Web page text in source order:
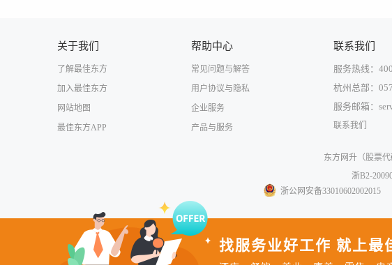
关于我们
了解最佳东方
加入最佳东方
网站地图
最佳东方APP
帮助中心
常见问题与解答
用户协议与隐私
企业服务
产品与服务
联系我们
服务热线：
杭州总部：
服务邮箱：
联系我们
东方网升（股票代
浙B2-
浙公网安备33010602002015
找服务业好工作 就上最